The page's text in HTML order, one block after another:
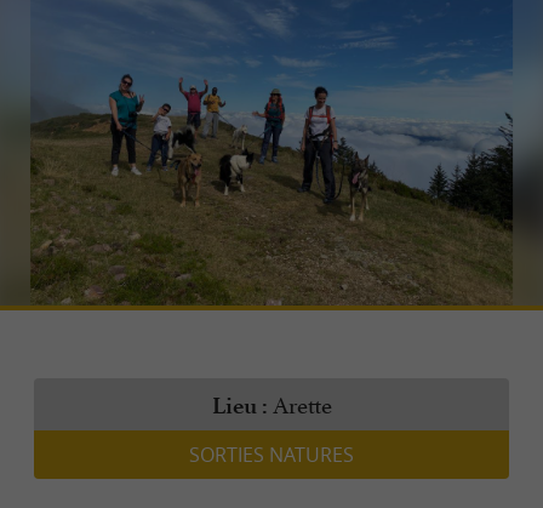
Lieu : Arette
SORTIES NATURES